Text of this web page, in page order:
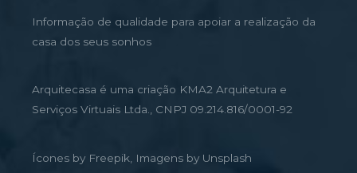
Informação de qualidade para apoiar a realização da
casa dos seus sonhos
Arquitecasa é uma criação KMA2 Arquitetura e
Serviços Virtuais Ltda., CNPJ 09.214.816/0001-92
Ícones by Freepik, Imagens by Unsplash